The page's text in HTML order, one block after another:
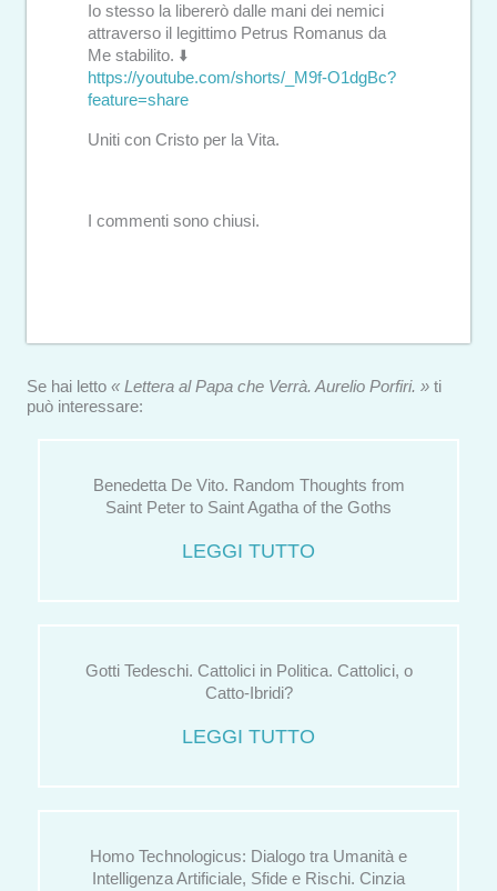
Io stesso la libererò dalle mani dei nemici
attraverso il legittimo Petrus Romanus da
Me stabilito. ⬇️
https://youtube.com/shorts/_M9f-O1dgBc?
feature=share
Uniti con Cristo per la Vita.
I commenti sono chiusi.
Se hai letto « Lettera al Papa che Verrà. Aurelio Porfiri. » ti
può interessare:
Benedetta De Vito. Random Thoughts from
Saint Peter to Saint Agatha of the Goths
LEGGI TUTTO
Gotti Tedeschi. Cattolici in Politica. Cattolici, o
Catto-Ibridi?
LEGGI TUTTO
Homo Technologicus: Dialogo tra Umanità e
Intelligenza Artificiale, Sfide e Rischi. Cinzia